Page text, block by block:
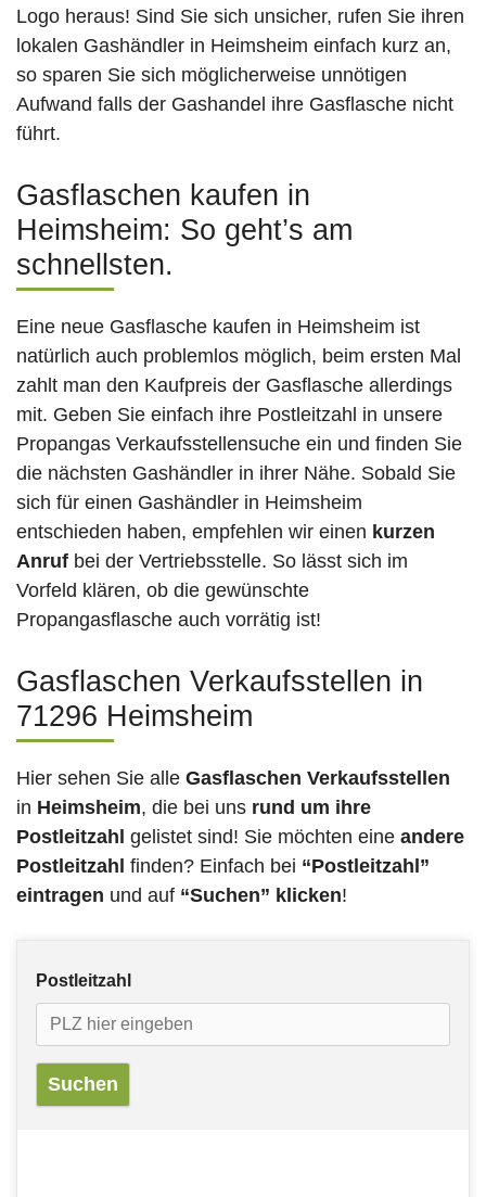
Logo heraus! Sind Sie sich unsicher, rufen Sie ihren
lokalen Gashändler in Heimsheim einfach kurz an,
so sparen Sie sich möglicherweise unnötigen
Aufwand falls der Gashandel ihre Gasflasche nicht
führt.
Gasflaschen kaufen in
Heimsheim: So geht’s am
schnellsten.
Eine neue Gasflasche kaufen in Heimsheim ist
natürlich auch problemlos möglich, beim ersten Mal
zahlt man den Kaufpreis der Gasflasche allerdings
mit. Geben Sie einfach ihre Postleitzahl in unsere
Propangas Verkaufsstellensuche ein und finden Sie
die nächsten Gashändler in ihrer Nähe. Sobald Sie
sich für einen Gashändler in Heimsheim
entschieden haben, empfehlen wir einen kurzen
Anruf bei der Vertriebsstelle. So lässt sich im
Vorfeld klären, ob die gewünschte
Propangasflasche auch vorrätig ist!
Gasflaschen Verkaufsstellen in
71296 Heimsheim
Hier sehen Sie alle Gasflaschen Verkaufsstellen
in Heimsheim, die bei uns rund um ihre
Postleitzahl gelistet sind! Sie möchten eine andere
Postleitzahl finden? Einfach bei “Postleitzahl”
eintragen und auf “Suchen” klicken!
Postleitzahl